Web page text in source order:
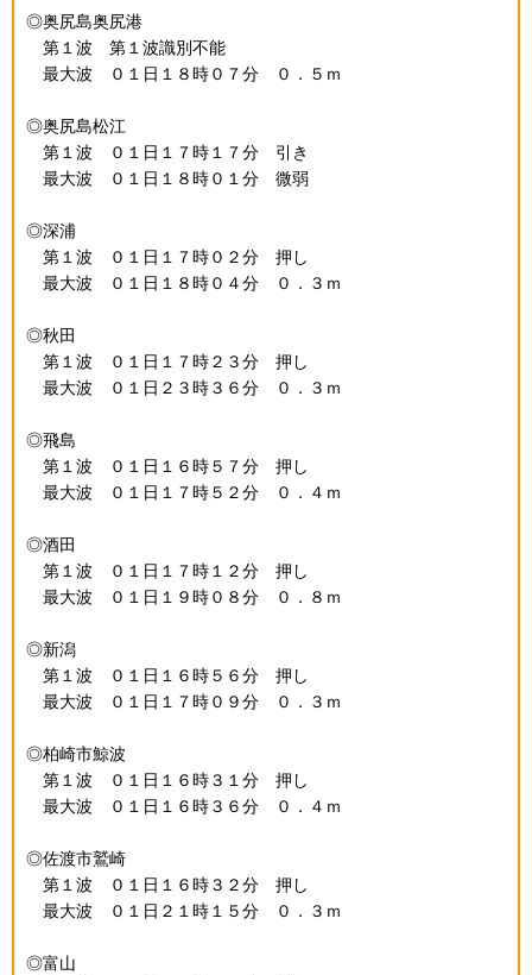
◎奥尻島奥尻港
第１波 第１波識別不能
最大波 ０１日１８時０７分 ０．５ｍ
◎奥尻島松江
第１波 ０１日１７時１７分 引き
最大波 ０１日１８時０１分 微弱
◎深浦
第１波 ０１日１７時０２分 押し
最大波 ０１日１８時０４分 ０．３ｍ
◎秋田
第１波 ０１日１７時２３分 押し
最大波 ０１日２３時３６分 ０．３ｍ
◎飛島
第１波 ０１日１６時５７分 押し
最大波 ０１日１７時５２分 ０．４ｍ
◎酒田
第１波 ０１日１７時１２分 押し
最大波 ０１日１９時０８分 ０．８ｍ
◎新潟
第１波 ０１日１６時５６分 押し
最大波 ０１日１７時０９分 ０．３ｍ
◎柏崎市鯨波
第１波 ０１日１６時３１分 押し
最大波 ０１日１６時３６分 ０．４ｍ
◎佐渡市鷲崎
第１波 ０１日１６時３２分 押し
最大波 ０１日２１時１５分 ０．３ｍ
◎富山